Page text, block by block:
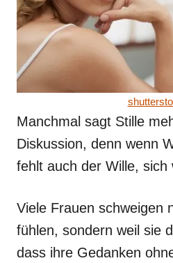
Manchmal sagt Stille
Diskussion, denn wenn
fehlt auch der Wille, sich
Viele Frauen schweigen
fühlen, sondern weil sie
dass ihre Gedanken